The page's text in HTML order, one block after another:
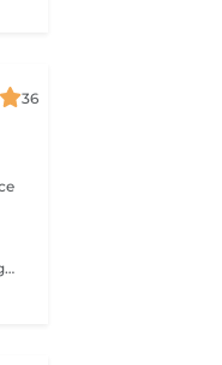
36
( Accueil personnalisé, Reiki 60 min, accompagnement et partage ) Soin énergétique d'origine japonaise qui permet de faire circuler et d'harmoniser l'énergie du corps. Le Reiki aide à apaiser le corps et l'esprit, favorise la relaxation, contribue à améliorer le sommeil, calme les tensions.